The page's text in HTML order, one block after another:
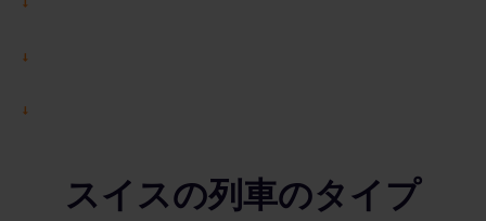
スイスの列車のタイプ